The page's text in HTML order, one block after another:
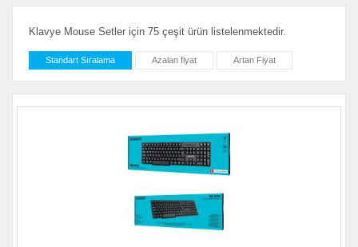
Klavye Mouse Setler için 75 çeşit ürün listelenmektedir.
Standart Sıralama Azalan fiyat Artan Fiyat